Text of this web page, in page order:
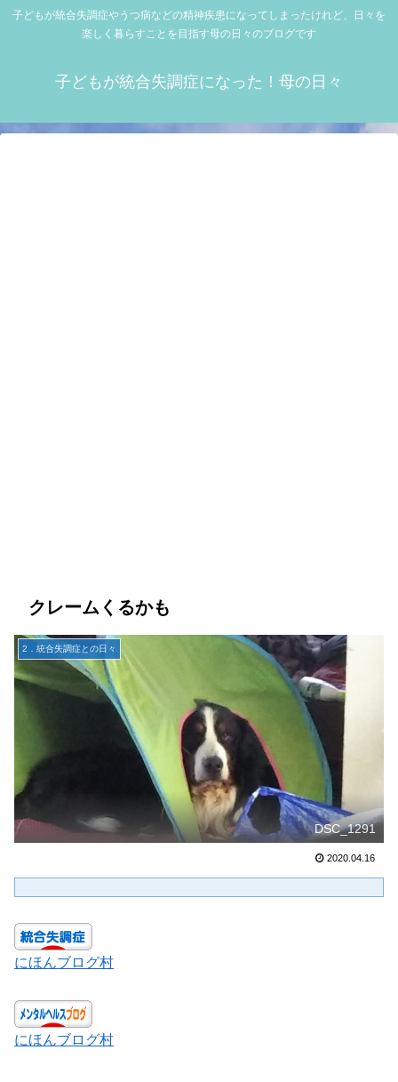
子どもが統合失調症やうつ病などの精神疾患になってしまったけれど、日々を
楽しく暮らすことを目指す母の日々のブログです
子どもが統合失調症になった！母の日々
クレームくるかも
2．統合失調症との日々
DSC_1291
2020.04.16
にほんブログ村
にほんブログ村